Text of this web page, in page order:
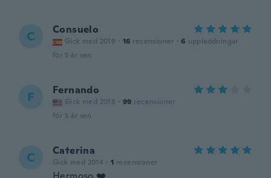
C Consuelo
Gick med 2019 · 16 recensioner · 6 uppladdningar
för 5 år sen
F Fernando
Gick med 2018 · 99 recensioner
för 5 år sen
C Caterina
Gick med 2014 · 1 recensioner